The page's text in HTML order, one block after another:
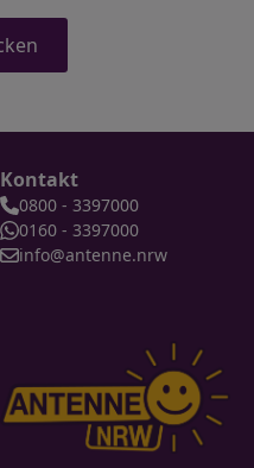
Kontakt
0800 - 3397000
0160 - 3397000
info@antenne.nrw